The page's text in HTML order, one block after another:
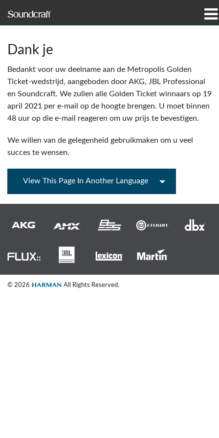
Case Studies & News
Where To Buy
Training
Our History
Language/Region
Dank je
Bedankt voor uw deelname aan de Metropolis Golden
Ticket-wedstrijd, aangeboden door AKG, JBL Professional
en Soundcraft. We zullen alle Golden Ticket winnaars op 19
april 2021 per e-mail op de hoogte brengen. U moet binnen
48 uur op die e-mail reageren om uw prijs te bevestigen.
We willen van de gelegenheid gebruikmaken om u veel
succes te wensen.
View This Page In Another Language
© 2026 All Rights Reserved.